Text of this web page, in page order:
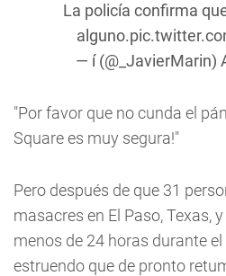
La policía confirma
alguno.
— í (@_JavierMarin)
"Por favor que no cunda el
Square es muy segura!"
Pero después de que 31
masacres en El Paso, Texas,
menos de 24 horas durante
estruendo que de pronto